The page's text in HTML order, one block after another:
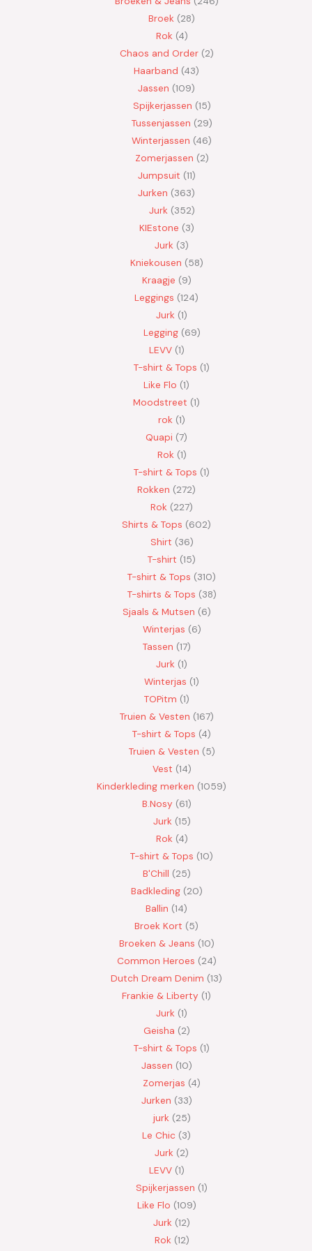
Broek 28
Rok 4
Chaos and Order 2
Haarband 43
Jassen 109
Spijkerjassen 15
Tussenjassen 29
Winterjassen 46
Zomerjassen 2
Jumpsuit 11
Jurken 363
Jurk 352
KIEstone 3
Jurk 3
Kniekousen 58
Kraagje 9
Leggings 124
Jurk 1
Legging 69
LEVV 1
T-shirt & Tops 1
Like Flo 1
Moodstreet 1
rok 1
Quapi 7
Rok 1
T-shirt & Tops 1
Rokken 272
Rok 227
Shirts & Tops 602
Shirt 36
T-shirt 15
T-shirt & Tops 310
T-shirts & Tops 38
Sjaals & Mutsen 6
Winterjas 6
Tassen 17
Jurk 1
Winterjas 1
TOPitm 1
Truien & Vesten 167
T-shirt & Tops 4
Truien & Vesten 5
Vest 14
Kinderkleding merken 1059
B.Nosy 61
Jurk 15
Rok 4
T-shirt & Tops 10
B'Chill 25
Badkleding 20
Ballin 14
Broek Kort 5
Broeken & Jeans 10
Common Heroes 24
Dutch Dream Denim 13
Frankie & Liberty 1
Jurk 1
Geisha 2
T-shirt & Tops 1
Jassen 10
Zomerjas 4
Jurken 33
jurk 25
Le Chic 3
Jurk 2
LEVV 1
Spijkerjassen 1
Like Flo 109
Jurk 12
Rok 12